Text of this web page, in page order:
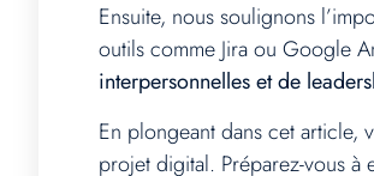
Ensuite, nous soulignons
outils comme Jira ou Google
interpersonnelles et de
En plongeant dans cet
projet digital. Préparez-vous